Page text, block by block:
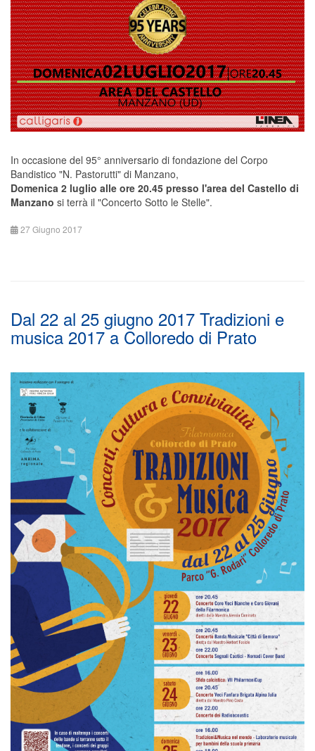
In occasione del 95° anniversario di fondazione del Corpo
Bandistico "N. Pastorutti" di Manzano,
Domenica 2 luglio alle ore 20.45 presso l'area del Castello di
Manzano si terrà il "Concerto Sotto le Stelle".
27 Giugno 2017
Dal 22 al 25 giugno 2017 Tradizioni e
musica 2017 a Colloredo di Prato